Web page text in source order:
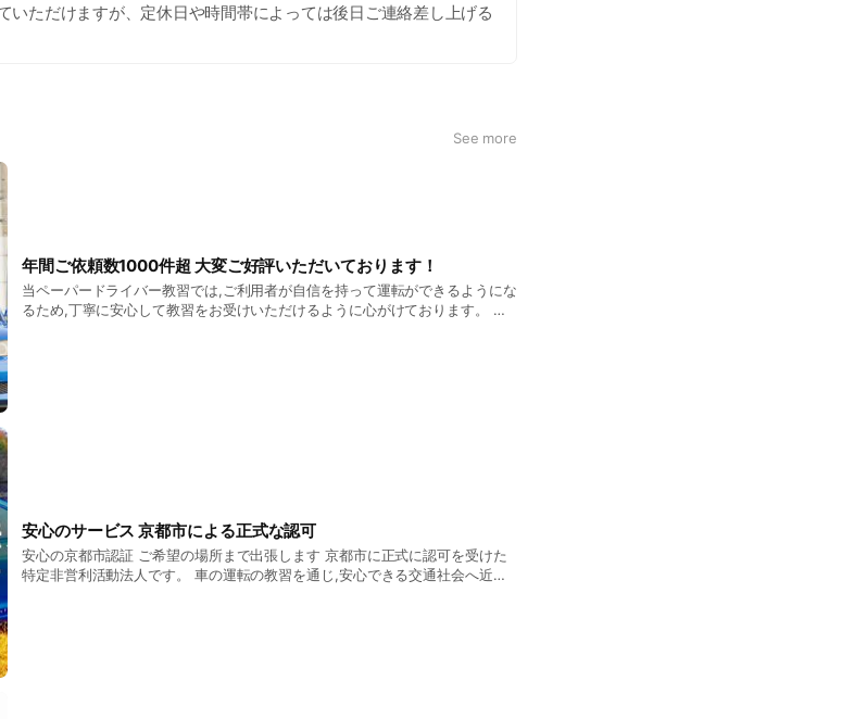
いただけますが、定休日や時間帯によっては後日ご連絡差し上げる
See more
年間ご依頼数1000件超 大変ご好評いただいております！
当ペーパードライバー教習では,ご利用者が自信を持って運転ができるようにな
るため,丁寧に安心して教習をお受けいただけるように心がけております。 一
安心のサービス 京都市による正式な認可
安心の京都市認証 ご希望の場所まで出張します 京都市に正式に認可を受けた
特定非営利活動法人です。 車の運転の教習を通じ,安心できる交通社会へ近づ